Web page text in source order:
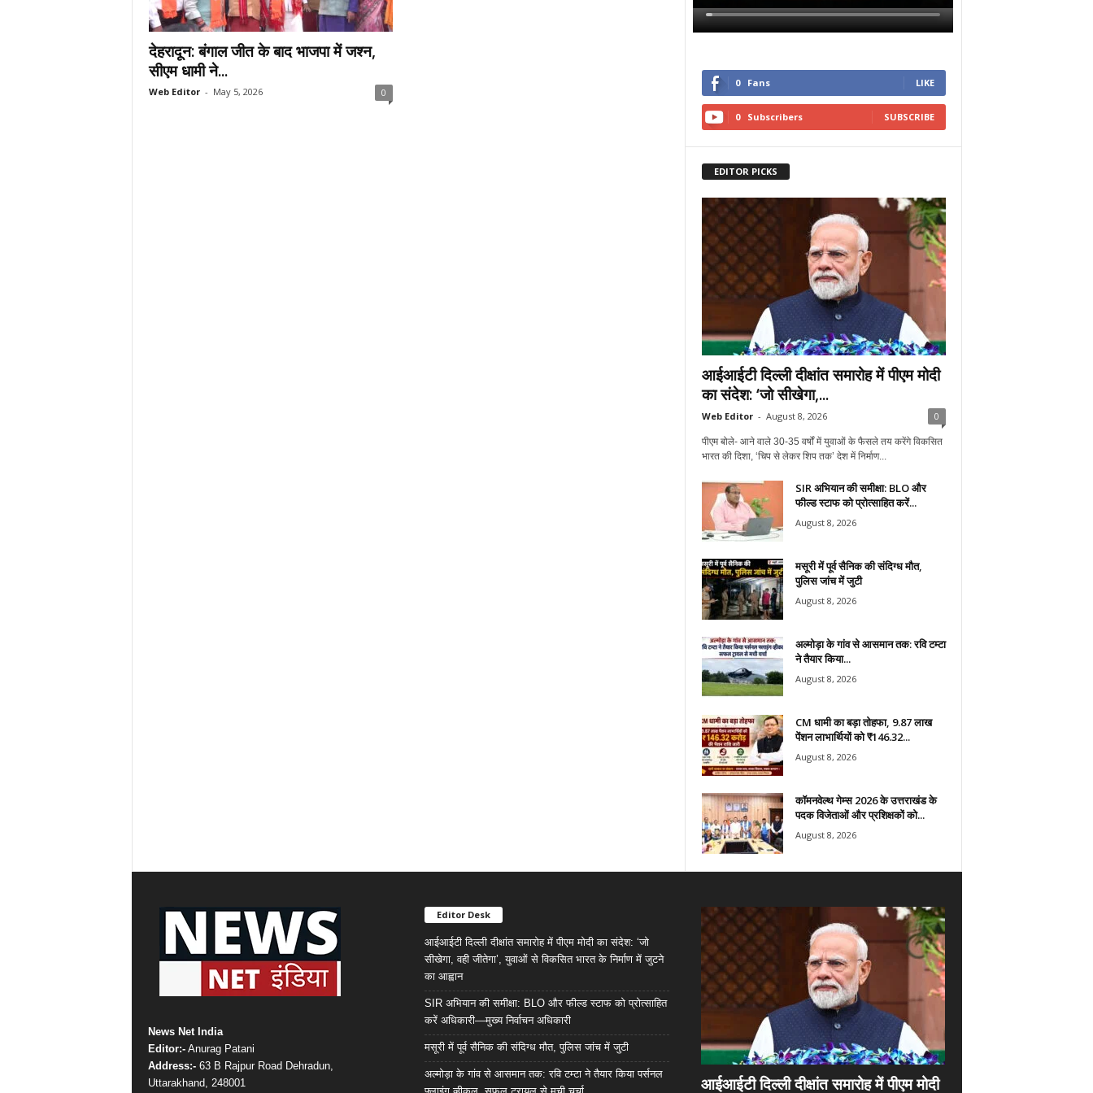
देहरादून: बंगाल जीत के बाद भाजपा में जश्न,
सीएम धामी ने...
Web Editor - May 5, 2026 0
0 Fans LIKE
0 Subscribers SUBSCRIBE
EDITOR PICKS
आईआईटी दिल्ली दीक्षांत समारोह में पीएम मोदी
का संदेश: ‘जो सीखेगा,...
Web Editor - August 8, 2026 0
पीएम बोले- आने वाले 30-35 वर्षों में युवाओं के फैसले तय करेंगे विकसित
भारत की दिशा, ‘चिप से लेकर शिप तक’ देश में निर्माण...
SIR अभियान की समीक्षा: BLO और
फील्ड स्टाफ को प्रोत्साहित करें...
August 8, 2026
मसूरी में पूर्व सैनिक की संदिग्ध मौत,
पुलिस जांच में जुटी
August 8, 2026
अल्मोड़ा के गांव से आसमान तक: रवि टम्टा
ने तैयार किया...
August 8, 2026
CM धामी का बड़ा तोहफा, 9.87 लाख
पेंशन लाभार्थियों को ₹146.32...
August 8, 2026
कॉमनवेल्थ गेम्स 2026 के उत्तराखंड के
पदक विजेताओं और प्रशिक्षकों को...
August 8, 2026
News Net India
Editor:-Anurag Patani
Address:-63 B Rajpur Road Dehradun,
Uttarakhand, 248001
Editor Desk
आईआईटी दिल्ली दीक्षांत समारोह में पीएम मोदी का संदेश: ‘जो
सीखेगा, वही जीतेगा’, युवाओं से विकसित भारत के निर्माण में जुटने
का आह्वान
SIR अभियान की समीक्षा: BLO और फील्ड स्टाफ को प्रोत्साहित
करें अधिकारी—मुख्य निर्वाचन अधिकारी
मसूरी में पूर्व सैनिक की संदिग्ध मौत, पुलिस जांच में जुटी
अल्मोड़ा के गांव से आसमान तक: रवि टम्टा ने तैयार किया पर्सनल
आईआईटी दिल्ली दीक्षांत समारोह में पीएम मोदी